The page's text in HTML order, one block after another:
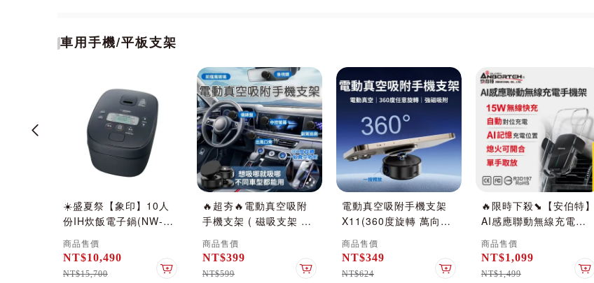
車用手機/平板支架
加入購物車
☀️盛夏祭【象印】10人
份IH炊飯電子鍋(NW-
QAF18)-黑色
商品售價
NT$10,490
NT$15,700 加入購物車
🔥超夯🔥電動真空吸附
手機支架 ( 磁吸支架 萬
向球 360度旋轉 手機架
吸盤 導航 自拍支架 引
磁環 車用 車載 小米有
商品售價
NT$399
NT$599 加入購物車
電動真空吸附手機支架
X11(360度旋轉 萬向球
磁吸支架 自拍支架 手機
架 吸盤 導航 引磁環 車
用 車載 小米有品)_浦
商品售價
NT$349
NT$624 加入購物車
🔥限時下殺⬊【安伯特】
AI感應聯動無線充電手
機架 (車用手機架 汽車
手機架 車載支架)冷氣口
支架 #改版慶
商品售價
NT$1,099
NT$1,499